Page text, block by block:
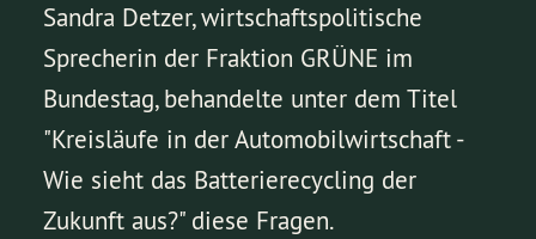
Sandra Detzer, wirtschaftspolitische
Sprecherin der Fraktion GRÜNE im
Bundestag, behandelte unter dem Titel
"Kreisläufe in der Automobilwirtschaft -
Wie sieht das Batterierecycling der
Zukunft aus?" diese Fragen.